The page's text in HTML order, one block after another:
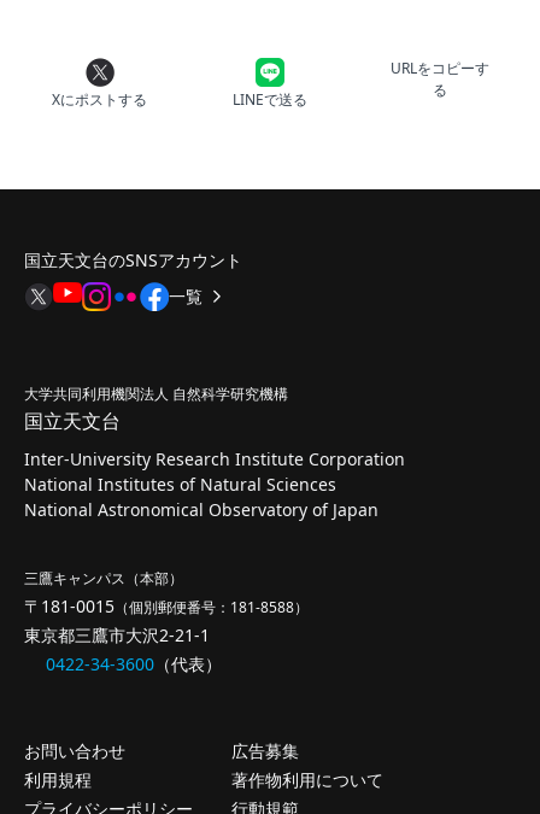
Xにポストする LINEで送る
URLをコピーす
る
国立天文台のSNSアカウント
一覧
大学共同利用機関法人 自然科学研究機構
国立天文台
Inter-University Research Institute Corporation
National Institutes of Natural Sciences
National Astronomical Observatory of Japan
三鷹キャンパス（本部）
〒181-0015 （個別郵便番号：181-8588）
東京都三鷹市大沢2-21-1
0422-34-3600 （代表）
お問い合わせ
広告募集
利用規程
著作物利用について
プライバシーポリシー
行動規範